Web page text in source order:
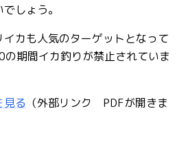
しょう。
カも人気のターゲットとなって
期間イカ釣りが禁止されていま
見る （外部リンク PDFが開きま